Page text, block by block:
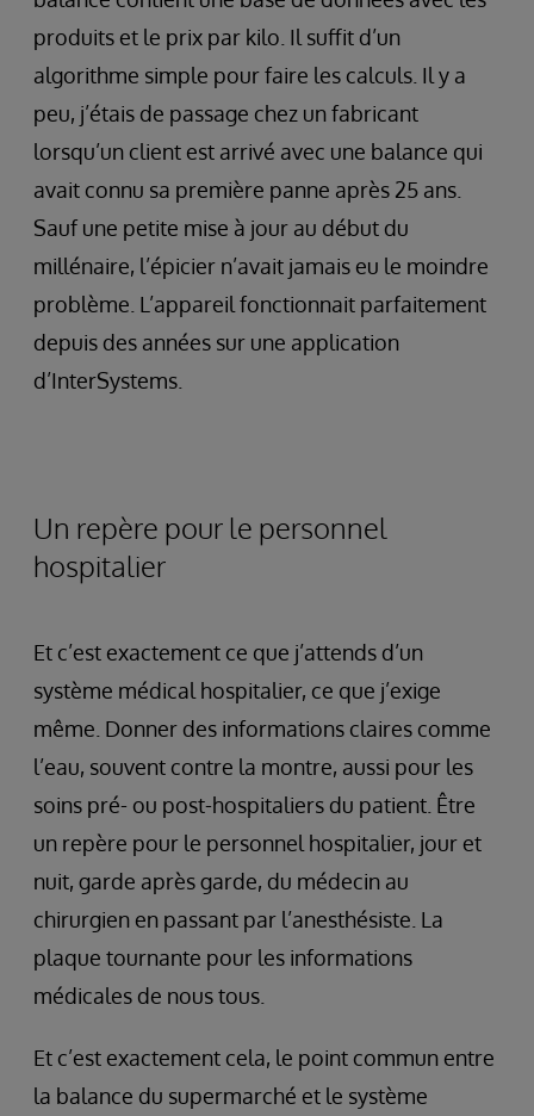
produits et le prix par kilo. Il suffit d’un
algorithme simple pour faire les calculs. Il y a
peu, j’étais de passage chez un fabricant
lorsqu’un client est arrivé avec une balance qui
avait connu sa première panne après 25 ans.
Sauf une petite mise à jour au début du
millénaire, l’épicier n’avait jamais eu le moindre
problème. L’appareil fonctionnait parfaitement
depuis des années sur une application
d’InterSystems.
Un repère pour le personnel
hospitalier
Et c’est exactement ce que j’attends d’un
système médical hospitalier, ce que j’exige
même. Donner des informations claires comme
l’eau, souvent contre la montre, aussi pour les
soins pré- ou post-hospitaliers du patient. Être
un repère pour le personnel hospitalier, jour et
nuit, garde après garde, du médecin au
chirurgien en passant par l’anesthésiste. La
plaque tournante pour les informations
médicales de nous tous.
Et c’est exactement cela, le point commun entre
la balance du supermarché et le système